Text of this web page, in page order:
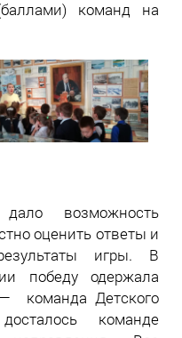
команд на
возможность
оценить ответы и
игры. В
победу одержала
команда Детского
команде